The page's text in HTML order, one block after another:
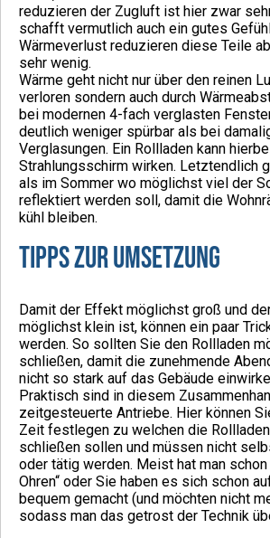
reduzieren der Zugluft ist hier zwar
schafft vermutlich auch ein gutes
Wärmeverlust reduzieren diese Teile
sehr wenig.
Wärme geht nicht nur über den reinen
verloren sondern auch durch
bei modernen 4-fach verglasten
deutlich weniger spürbar als bei
Verglasungen. Ein Rollladen kann
Strahlungsschirm wirken. Letztendlich
als im Sommer wo möglichst viel der
reflektiert werden soll, damit die
kühl bleiben.
Tipps zur Umsetzung
Damit der Effekt möglichst groß und
möglichst klein ist, können ein paar
werden. So sollten Sie den Rollladen
schließen, damit die zunehmende
nicht so stark auf das Gebäude
Praktisch sind in diesem
zeitgesteuerte Antriebe. Hier können
Zeit festlegen zu welchen die
schließen sollen und müssen nicht
oder tätig werden. Meist hat man schon
Ohren“ oder Sie haben es sich schon
bequem gemacht (und möchten nicht
sodass man das getrost der Technik